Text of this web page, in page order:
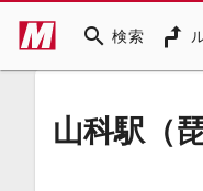
search 検索
山科駅（